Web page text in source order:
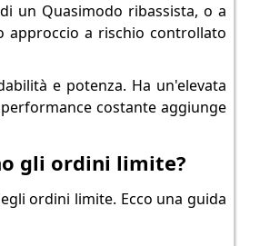
un Quasimodo ribassista, o a
approccio a rischio controllato
e potenza. Ha un'elevata
costante aggiunge
gli ordini limite?
ordini limite. Ecco una guida